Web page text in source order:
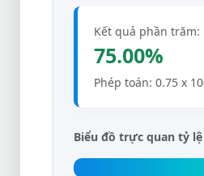
Kết quả phần trăm:
75.00%
Phép toán: 0.75 x
Biểu đồ trực quan tỷ lệ